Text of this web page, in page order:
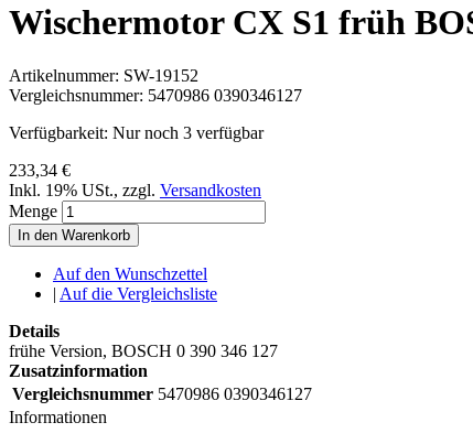
Wischermotor CX S1 früh
Artikelnummer: SW-19152
Vergleichsnummer: 5470986 0390346127
Verfügbarkeit: Nur noch 3 verfügbar
233,34 €
Inkl. 19% USt., zzgl. Versandkosten
Menge
In den Warenkorb
Auf den Wunschzettel
| Auf die Vergleichsliste
Details
frühe Version, BOSCH 0 390 346 127
Zusatzinformation
Vergleichsnummer 5470986 0390346127
Informationen